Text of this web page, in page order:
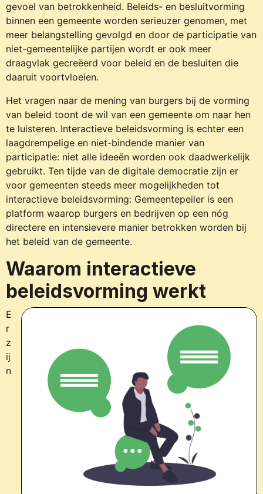
gevoel van betrokkenheid. Beleids- en besluitvorming
binnen een gemeente worden serieuzer genomen, met
meer belangstelling gevolgd en door de participatie van
niet-gemeentelijke partijen wordt er ook meer
draagvlak gecreëerd voor beleid en de besluiten die
daaruit voortvloeien.
Het vragen naar de mening van burgers bij de vorming
van beleid toont de wil van een gemeente om naar hen
te luisteren. Interactieve beleidsvorming is echter een
laagdrempelige en niet-bindende manier van
participatie: niet alle ideeën worden ook daadwerkelijk
gebruikt. Ten tijde van de digitale democratie zijn er
voor gemeenten steeds meer mogelijkheden tot
interactieve beleidsvorming: Gemeentepeiler is een
platform waarop burgers en bedrijven op een nóg
directere en intensievere manier betrokken worden bij
het beleid van de gemeente.
Waarom interactieve
beleidsvorming werkt
E
r
z
ij
n